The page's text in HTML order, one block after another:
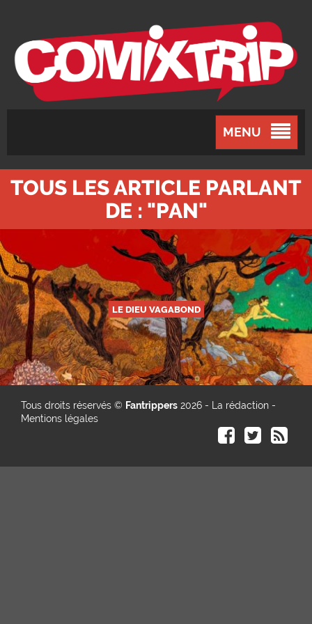
MENU
TOUS LES ARTICLE PARLANT
DE : "PAN"
LE DIEU VAGABOND
Tous droits réservés © Fantrippers 2026 - La rédaction -
Mentions légales